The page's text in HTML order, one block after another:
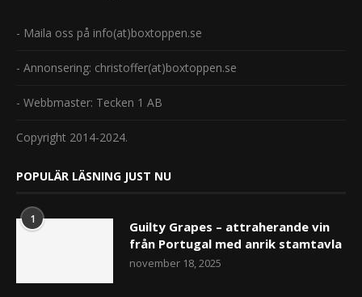
- Maila oss på info(at)boxtoppen.se
- Annonsering: christoffer(at)boxtoppen.se
- Webbmaster: Tecken 1 AB
Copyright 2014-2024.
POPULÄR LÄSNING JUST NU
1
Guilty Grapes – attraherande vin
från Portugal med anrik stamtavla
november 18, 2025